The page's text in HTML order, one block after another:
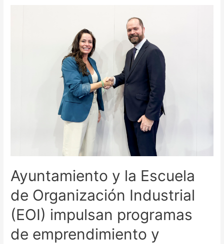
Ayuntamiento y la Escuela
de Organización Industrial
(EOI) impulsan programas
de emprendimiento y